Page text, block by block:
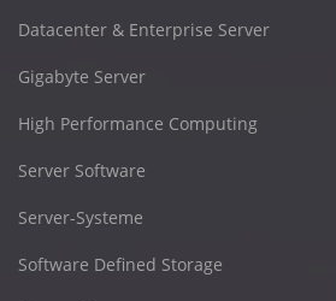
Datacenter & Enterprise Server
Gigabyte Server
High Performance Computing
Server Software
Server-Systeme
Software Defined Storage